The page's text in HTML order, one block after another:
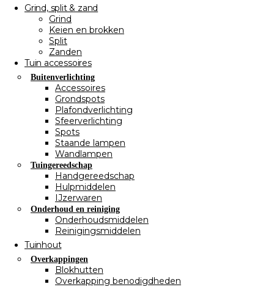
Grind, split & zand
Grind
Keien en brokken
Split
Zanden
Tuin accessoires
Buitenverlichting
Accessoires
Grondspots
Plafondverlichting
Sfeerverlichting
Spots
Staande lampen
Wandlampen
Tuingereedschap
Handgereedschap
Hulpmiddelen
IJzerwaren
Onderhoud en reiniging
Onderhoudsmiddelen
Reinigingsmiddelen
Tuinhout
Overkappingen
Blokhutten
Overkapping benodigdheden